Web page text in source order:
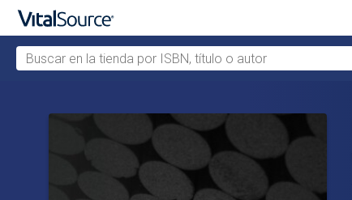
Buscar en la tienda por ISBN, título o autor